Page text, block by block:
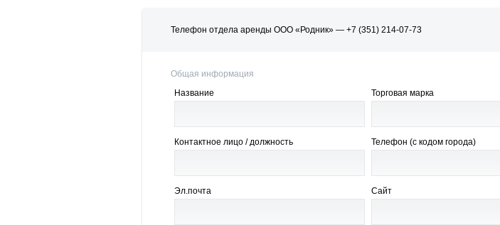
Телефон отдела аренды ООО «Родник» — +7 (351) 214-07-73
Общая информация
Название
Торговая марка
Контактное лицо / должность Телефон (с кодом города)
Эл.почта Сайт